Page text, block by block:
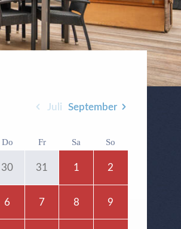
September
Juli
Do Fr Sa So
30 31 1 2
6 7 8 9